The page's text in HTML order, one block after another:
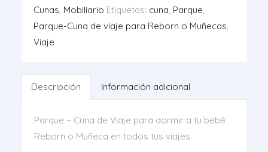
cantidad
Cunas, Mobiliario Etiquetas: cuna, Parque,
Parque-Cuna de viaje para Reborn o Muñecas,
Viaje
Descripción Información adicional
Parque – Cuna de Viaje para dormir a tu bebé
Reborn o Muñeca en todos tus viajes.